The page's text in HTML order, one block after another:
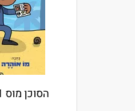
הסוכן מוס 1 פותר תעלומות